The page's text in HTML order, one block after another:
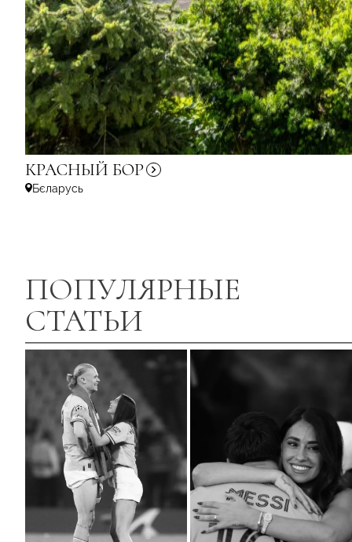
КРАСНЫЙ БОР
Бєларусь
ПОПУЛЯРНЫЕ
СТАТЬИ